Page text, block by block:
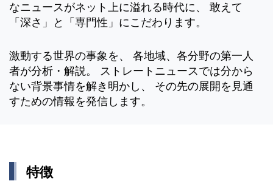
なニュースがネット上に溢れる時代に、 敢えて
「深さ」と「専門性」にこだわります。
激動する世界の事象を、 各地域、各分野の第一人
者が分析・解説。 ストレートニュースでは分から
ない背景事情を解き明かし、 その先の展開を見通
すための情報を発信します。
特徴